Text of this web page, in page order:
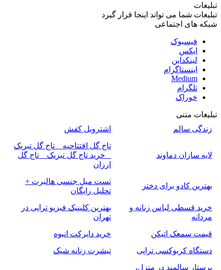
تبلیغات
تبلیغات شما می تواند اینجا قرار گیرد
شبکه های اجتماعی
فیسبوک
ایکس
لینکداین
اینستاگرام
Medium
تلگرام
خوراک
تبلیغات متنی
زندگی سالم
اشتروبل کفش
لایه سازان دماوند
تاج گل افتتاحیه _ تاج گل تبریک
_ خرید تاج گل تبریک _ تاج گل
ارزان
بهترین کادو برای دختر
تست میل جنسی هالبرت +
تحلیل رایگان
خرید قسطی لباس زنانه و
مردانه
بهترین کلینیک فیزیو تراپی در
تهران
قیمت سمعک اتیکن
خرید دایرکت انبوه
دستگاه کربوکسی تراپی
تیشرت زنانه شیک
پرستار سالمند در منزل،